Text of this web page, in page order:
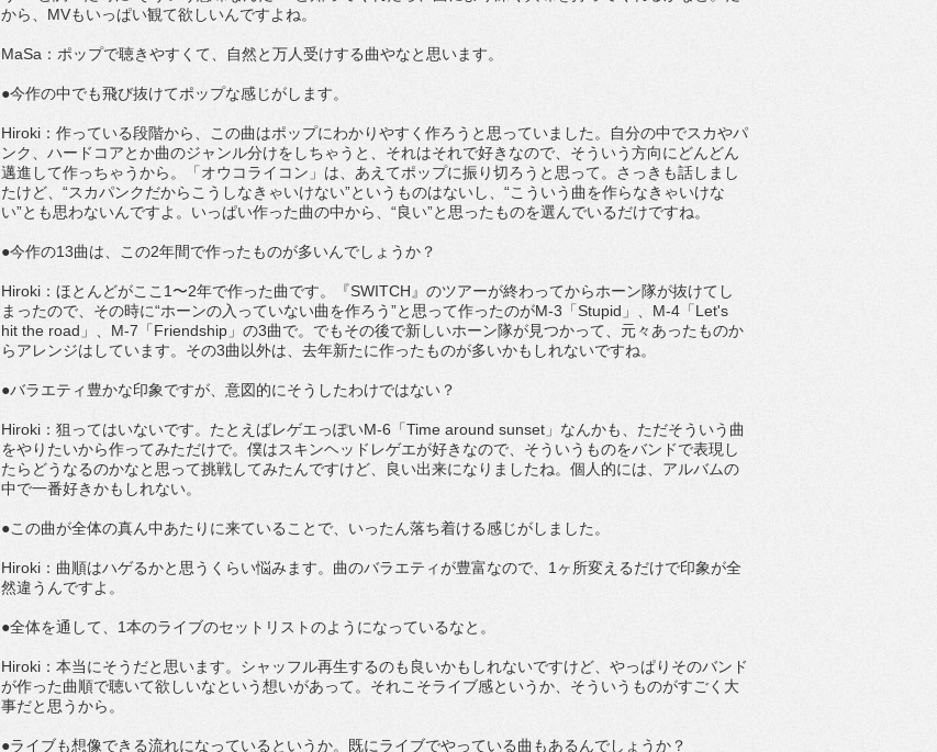
から、MVもいっぱい観て欲しいんですよね。
MaSa：ポップで聴きやすくて、自然と万人受けする曲やなと思います。
●今作の中でも飛び抜けてポップな感じがします。
Hiroki：作っている段階から、この曲はポップにわかりやすく作ろうと思っていました。自分の中でスカやパ
ンク、ハードコアとか曲のジャンル分けをしちゃうと、それはそれで好きなので、そういう方向にどんどん
邁進して作っちゃうから。「オウコライコン」は、あえてポップに振り切ろうと思って。さっきも話しまし
たけど、“スカパンクだからこうしなきゃいけない”というものはないし、“こういう曲を作らなきゃいけな
い”とも思わないんですよ。いっぱい作った曲の中から、“良い”と思ったものを選んでいるだけですね。
●今作の13曲は、この2年間で作ったものが多いんでしょうか？
Hiroki：ほとんどがここ1〜2年で作った曲です。『SWITCH』のツアーが終わってからホーン隊が抜けてし
まったので、その時に“ホーンの入っていない曲を作ろう”と思って作ったのがM-3「Stupid」、M-4「Let's
hit the road」、M-7「Friendship」の3曲で。でもその後で新しいホーン隊が見つかって、元々あったものか
らアレンジはしています。その3曲以外は、去年新たに作ったものが多いかもしれないですね。
●バラエティ豊かな印象ですが、意図的にそうしたわけではない？
Hiroki：狙ってはいないです。たとえばレゲエっぽいM-6「Time around sunset」なんかも、ただそういう曲
をやりたいから作ってみただけで。僕はスキンヘッドレゲエが好きなので、そういうものをバンドで表現し
たらどうなるのかなと思って挑戦してみたんですけど、良い出来になりましたね。個人的には、アルバムの
中で一番好きかもしれない。
●この曲が全体の真ん中あたりに来ていることで、いったん落ち着ける感じがしました。
Hiroki：曲順はハゲるかと思うくらい悩みます。曲のバラエティが豊富なので、1ヶ所変えるだけで印象が全
然違うんですよ。
●全体を通して、1本のライブのセットリストのようになっているなと。
Hiroki：本当にそうだと思います。シャッフル再生するのも良いかもしれないですけど、やっぱりそのバンド
が作った曲順で聴いて欲しいなという想いがあって。それこそライブ感というか、そういうものがすごく大
事だと思うから。
●ライブも想像できる流れになっているというか。既にライブでやっている曲もあるんでしょうか？